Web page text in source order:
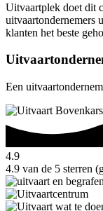
Uitvaartplek doet dit
uitvaartondernemers
klanten het beste
Een
4.9
4.9 van de 5 sterren